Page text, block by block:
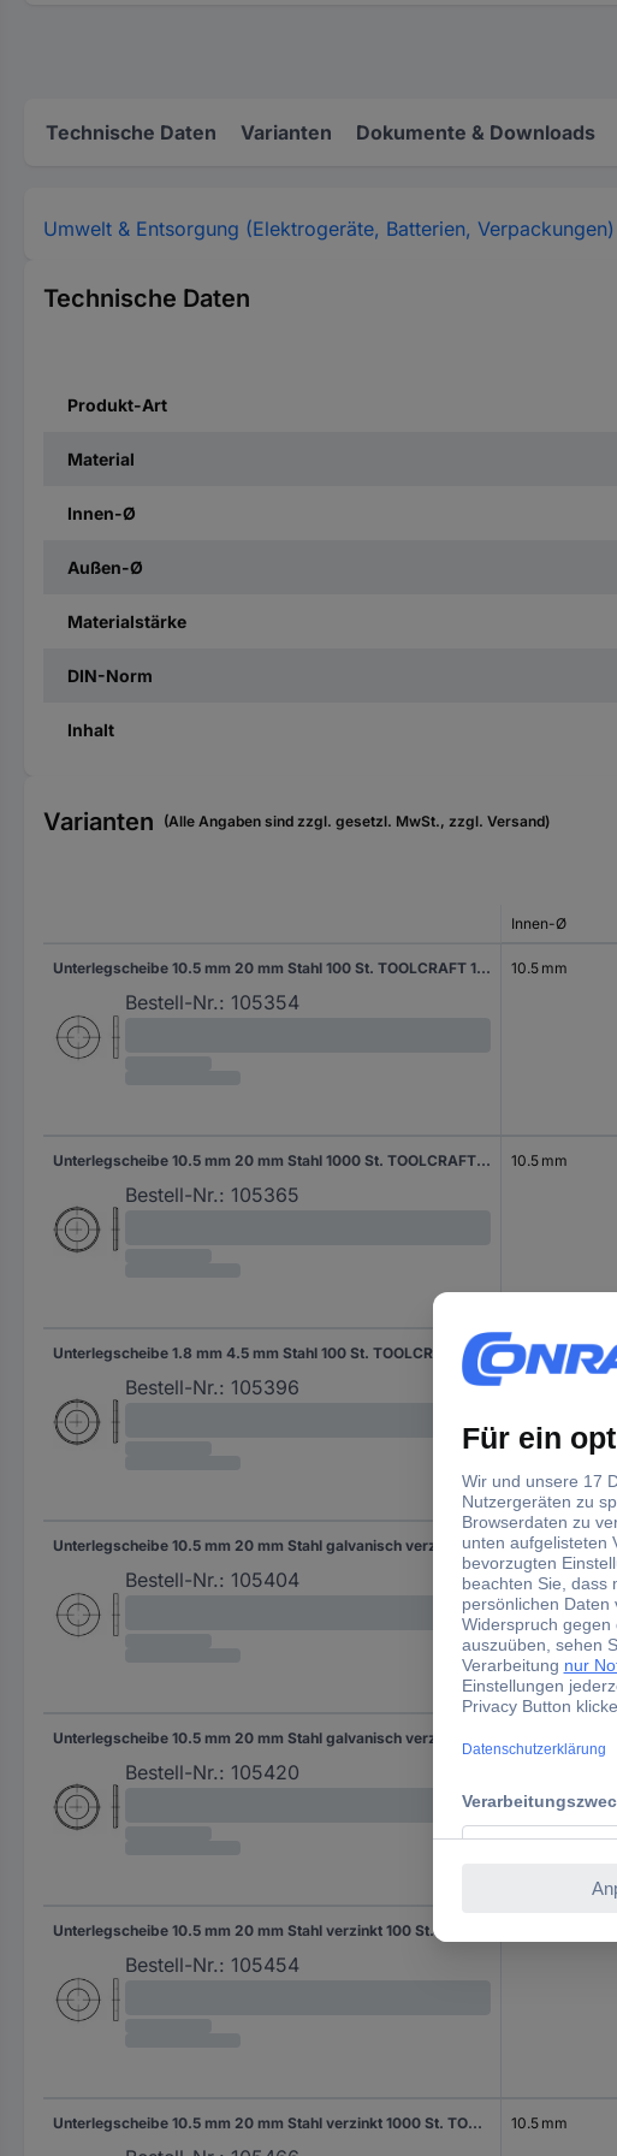
Technische Daten Varianten Dokumente & Downloads
Umwelt & Entsorgung (Elektrogeräte, Batterien, Verpackungen)
Technische Daten
Produkt-Art
Material
Innen-Ø
Außen-Ø
Materialstärke
DIN-Norm
Inhalt
Varianten (Alle Angaben sind zzgl. gesetzl. MwSt., zzgl. Versand)
Innen-Ø
Unterlegscheibe 10.5 mm 20 mm Stahl 100 St. TOOLCRAFT 105354
Bestell-Nr.: 105354
10.5 mm
Unterlegscheibe 10.5 mm 20 mm Stahl 1000 St. TOOLCRAFT 105365
Bestell-Nr.: 105365
10.5 mm
Unterlegscheibe 1.8 mm 4.5 mm Stahl 100 St. TOOLCRAFT 105396
Bestell-Nr.: 105396
1.8 mm
Unterlegscheibe 10.5 mm 20 mm Stahl galvanisch verzinkt 100 St. TOOLCRAFT 105404
Bestell-Nr.: 105404
10.5 mm
Bestell-Nr.: 105420
Bestell-Nr.: 105454
Unterlegscheibe 10.5 mm 20 mm Stahl verzinkt 1000 St. TOOLCRAFT 105466 10.5 mm